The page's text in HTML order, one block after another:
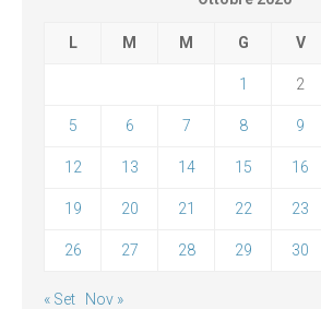
L M M G V
1 2
5 6 7 8 9
12 13 14 15 16
19 20 21 22 23
26 27 28 29 30
« Set Nov »